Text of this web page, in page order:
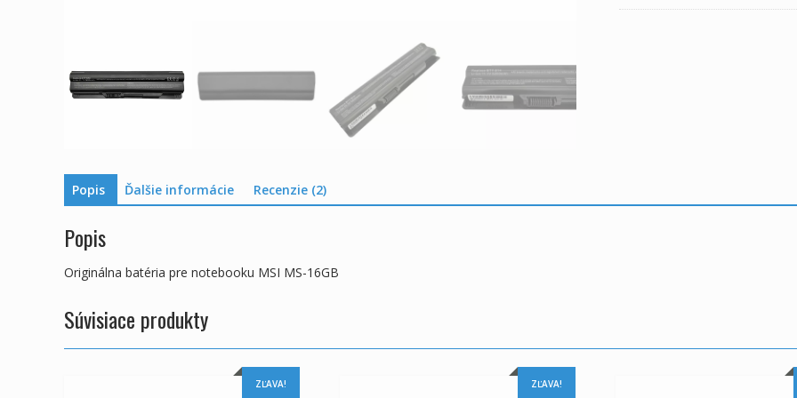
Popis Ďalšie informácie Recenzie (2)
Popis
Originálna batéria pre notebooku MSI MS-16GB
Súvisiace produkty
ZĽAVA! ZĽAVA!